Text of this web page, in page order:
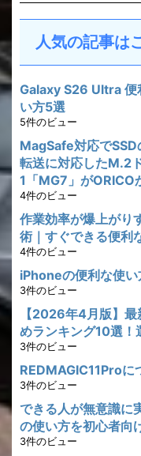
人気の記事は
Galaxy S26 Ultra 便
い方5選
5件のビュー
MagSafe対応で
転送に対応したM.2
1「MG7」がORICO
4件のビュー
作業効率が爆上がり
術｜すぐできる便利
4件のビュー
iPhoneの便利な使い
3件のビュー
【2026年4月版】
めランキング10選！
3件のビュー
REDMAGIC11Proに
3件のビュー
できる人が無意識に
の使い方を初心者向
3件のビュー